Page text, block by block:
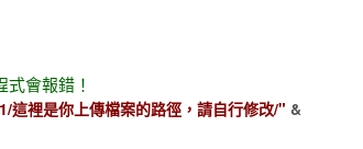
會報錯！
裡是你上傳檔案的路徑，請自行修改/" &